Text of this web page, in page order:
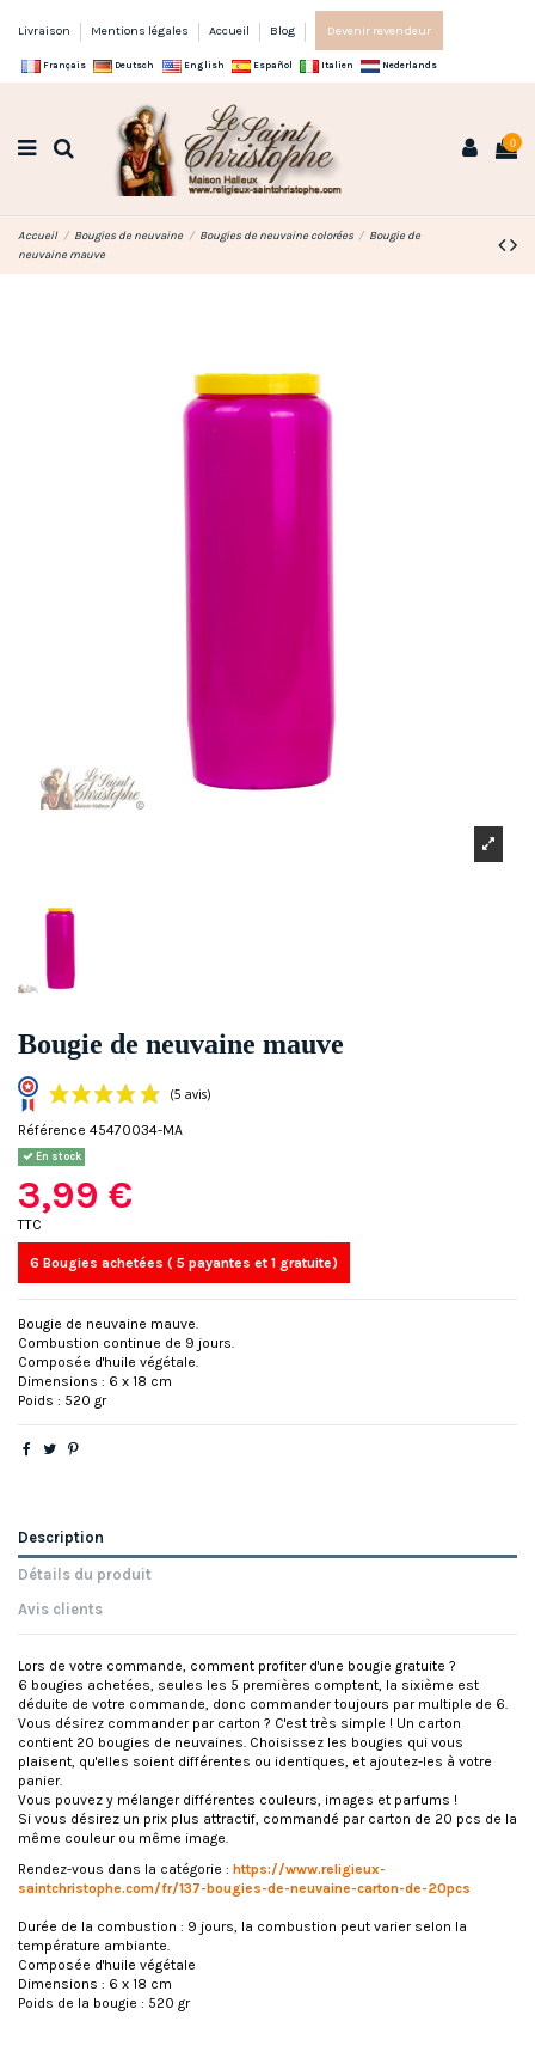
Livraison Mentions légales Accueil Blog Devenir revendeur
Français Deutsch English Español Italien Nederlands
0
Accueil Bougies de neuvaine Bougies de neuvaine colorées
Bougie de
neuvaine mauve
Bougie de neuvaine mauve
(5 avis)
Référence 45470034-MA
En stock
3,99 €
TTC
6 Bougies achetées ( 5 payantes et 1 gratuite)
Bougie de neuvaine mauve.
Combustion continue de 9 jours.
Composée d'huile végétale.
Dimensions : 6 x 18 cm
Poids : 520 gr
Description
Détails du produit
Avis clients
Lors de votre commande, comment profiter d'une bougie gratuite ?
6 bougies achetées, seules les 5 premières comptent, la sixième est
déduite de votre commande, donc commander toujours par multiple de 6.
Vous désirez commander par carton ? C'est très simple ! Un carton
contient 20 bougies de neuvaines. Choisissez les bougies qui vous
plaisent, qu'elles soient différentes ou identiques, et ajoutez-les à votre
panier.
Vous pouvez y mélanger différentes couleurs, images et parfums !
Si vous désirez un prix plus attractif, commandé par carton de 20 pcs de la
même couleur ou même image.
Rendez-vous dans la catégorie : https://www.religieux-
saintchristophe.com/fr/137-bougies-de-neuvaine-carton-de-20pcs
Durée de la combustion : 9 jours, la combustion peut varier selon la
température ambiante.
Composée d'huile végétale
Dimensions : 6 x 18 cm
Poids de la bougie : 520 gr